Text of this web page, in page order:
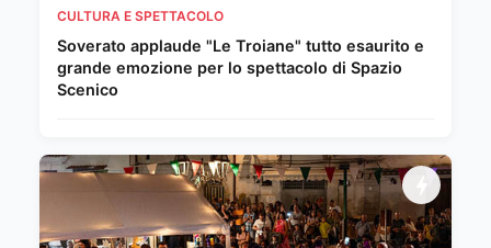
CULTURA E SPETTACOLO
Soverato applaude "Le Troiane" tutto esaurito e
grande emozione per lo spettacolo di Spazio
Scenico